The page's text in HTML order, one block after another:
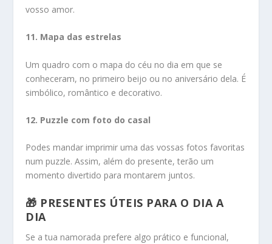
vosso amor.
11. Mapa das estrelas
Um quadro com o mapa do céu no dia em que se
conheceram, no primeiro beijo ou no aniversário dela. É
simbólico, romântico e decorativo.
12. Puzzle com foto do casal
Podes mandar imprimir uma das vossas fotos favoritas
num puzzle. Assim, além do presente, terão um
momento divertido para montarem juntos.
🎁 PRESENTES ÚTEIS PARA O DIA A
DIA
Se a tua namorada prefere algo prático e funcional,